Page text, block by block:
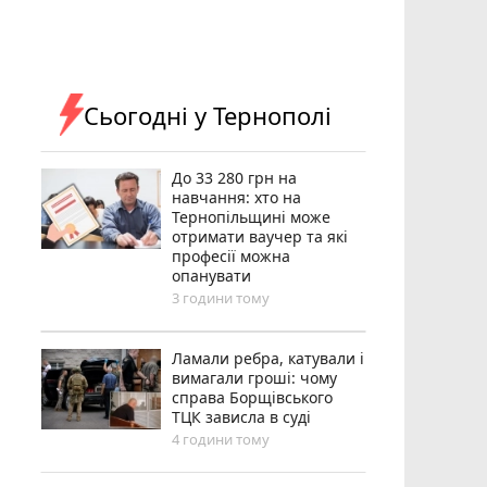
Сьогодні у Тернополі
До 33 280 грн на
навчання: хто на
Тернопільщині може
отримати ваучер та які
професії можна
опанувати
3 години тому
Ламали ребра, катували і
вимагали гроші: чому
справа Борщівського
ТЦК зависла в суді
4 години тому